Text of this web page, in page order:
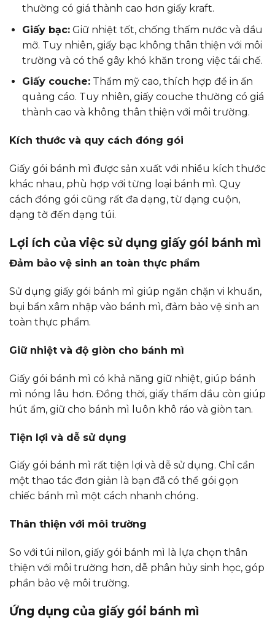
thường có giá thành cao hơn giấy kraft.
Giấy bạc:Giữ nhiệt tốt, chống thấm nước và dầu
mỡ. Tuy nhiên, giấy bạc không thân thiện với môi
trường và có thể gây khó khăn trong việc tái chế.
Giấy couche:Thẩm mỹ cao, thích hợp để in ấn
quảng cáo. Tuy nhiên, giấy couche thường có giá
thành cao và không thân thiện với môi trường.
Kích thước và quy cách đóng gói
Giấy gói bánh mì được sản xuất với nhiều kích thước
khác nhau, phù hợp với từng loại bánh mì. Quy
cách đóng gói cũng rất đa dạng, từ dạng cuộn,
dạng tờ đến dạng túi.
Lợi ích của việc sử dụng giấy gói bánh mì
Đảm bảo vệ sinh an toàn thực phẩm
Sử dụng giấy gói bánh mì giúp ngăn chặn vi khuẩn,
bụi bẩn xâm nhập vào bánh mì, đảm bảo vệ sinh an
toàn thực phẩm.
Giữ nhiệt và độ giòn cho bánh mì
Giấy gói bánh mì có khả năng giữ nhiệt, giúp bánh
mì nóng lâu hơn. Đồng thời, giấy thấm dầu còn giúp
hút ẩm, giữ cho bánh mì luôn khô ráo và giòn tan.
Tiện lợi và dễ sử dụng
Giấy gói bánh mì rất tiện lợi và dễ sử dụng. Chỉ cần
một thao tác đơn giản là bạn đã có thể gói gọn
chiếc bánh mì một cách nhanh chóng.
Thân thiện với môi trường
So với túi nilon, giấy gói bánh mì là lựa chọn thân
thiện với môi trường hơn, dễ phân hủy sinh học, góp
phần bảo vệ môi trường.
Ứng dụng của giấy gói bánh mì